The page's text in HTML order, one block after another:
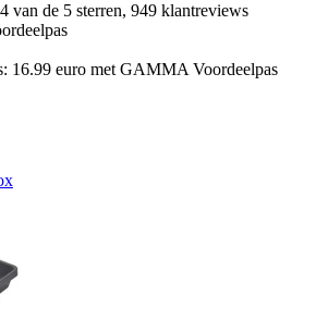
van de 5 sterren, 949 klantreviews
16.99 euro met GAMMA Voordeelpas